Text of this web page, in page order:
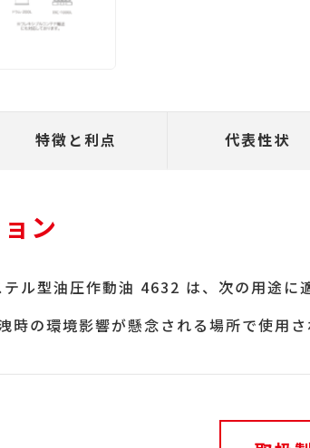
特徴と利点 代表性状
ン
ル型油圧作動油 4632 は、次の用途に
時の環境影響が懸念される場所で使用さ